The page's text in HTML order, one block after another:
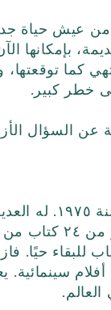
عيش حياة
بإمكانها
كما
خطر كبير.
عن السؤال
مات هيغ هو كاتب
كتب أدب الواقع، وكتب
حيًا. فاز
سينمائية.